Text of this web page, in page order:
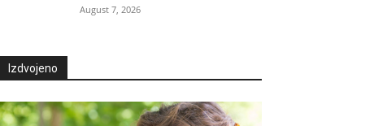
August 7, 2026
Izdvojeno